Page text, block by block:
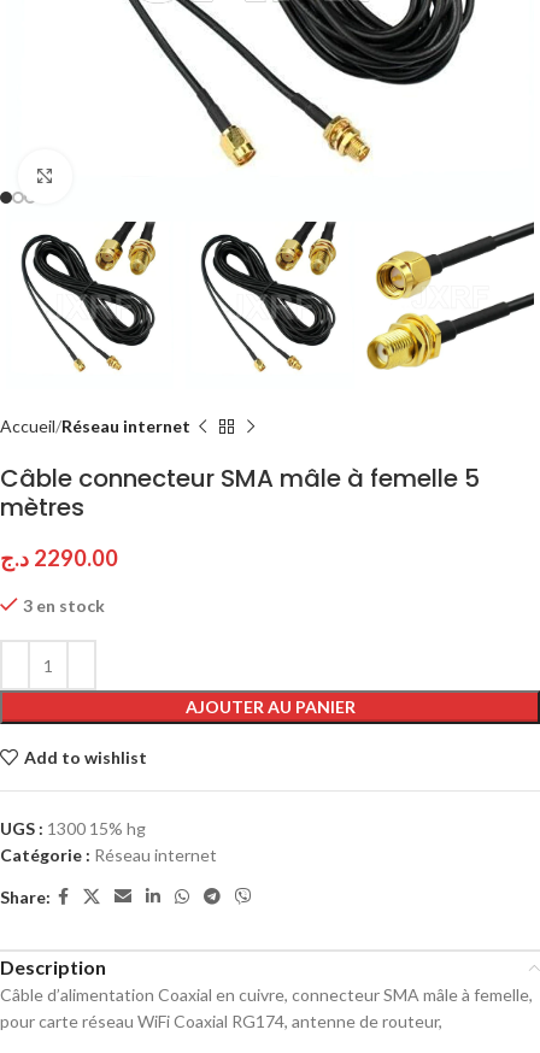
Accueil Réseau internet
Câble connecteur SMA mâle à femelle 5
mètres
2290.00 د.ج
3 en stock
AJOUTER AU PANIER
Add to wishlist
UGS : 1300 15% hg
Catégorie : Réseau internet
Share:
Description
Câble d’alimentation Coaxial en cuivre, connecteur SMA mâle à femelle,
pour carte réseau WiFi Coaxial RG174, antenne de routeur,